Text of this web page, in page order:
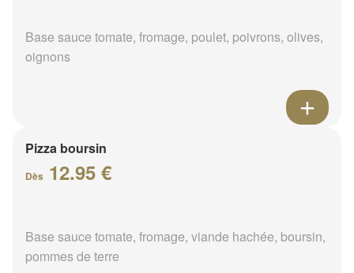
Base sauce tomate, fromage, poulet, poivrons, olives,
oignons
Pizza boursin
Dès 12.95 €
Base sauce tomate, fromage, viande hachée, boursin,
pommes de terre